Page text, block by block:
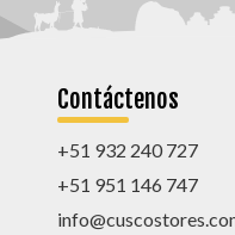
Contáctenos
+51 932 240 727
+51 951 146 747